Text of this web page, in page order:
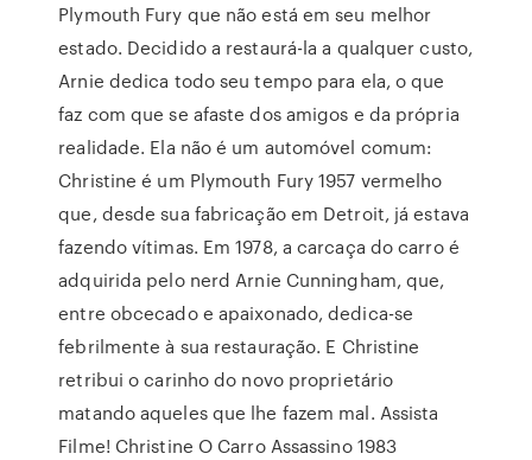
Plymouth Fury que não está em seu melhor
estado. Decidido a restaurá-la a qualquer custo,
Arnie dedica todo seu tempo para ela, o que
faz com que se afaste dos amigos e da própria
realidade. Ela não é um automóvel comum:
Christine é um Plymouth Fury 1957 vermelho
que, desde sua fabricação em Detroit, já estava
fazendo vítimas. Em 1978, a carcaça do carro é
adquirida pelo nerd Arnie Cunningham, que,
entre obcecado e apaixonado, dedica-se
febrilmente à sua restauração. E Christine
retribui o carinho do novo proprietário
matando aqueles que lhe fazem mal. Assista
Filme! Christine O Carro Assassino 1983